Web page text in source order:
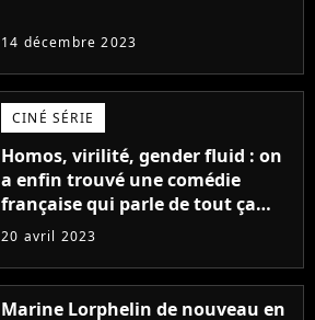
14 décembre 2023
CINÉ SÉRIE
Homos, virilité, gender fluid : on
a enfin trouvé une comédie
française qui parle de tout ça
sans être super ringarde
20 avril 2023
Marine Lorphelin de nouveau en